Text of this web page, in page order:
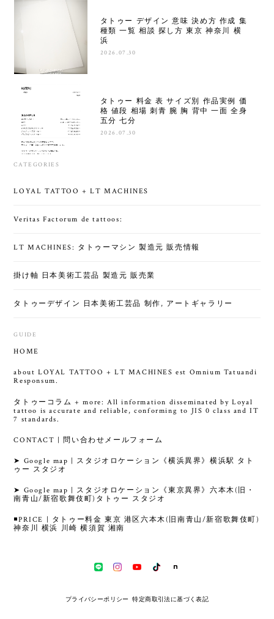
タトゥー デザイン 意味 決め方 作成 集
種類 一覧 相談 探し方 東京 神奈川 横
浜
2026.07.30
タトゥー 料金 表 サイズ別 作品実例 価
格 値段 相場 刺青 腕 胸 背中 一面 全身
五分 七分
2026.07.30
CATEGORIES
LOYAL TATTOO + LT MACHINES
Veritas Factorum de tattoos:
LT MACHINES: タトゥーマシン 製造元 販売情報
掛け軸 日本美術工芸品 製造元 販売業
タトゥーデザイン 日本美術工芸品 制作, アートギャラリー
GUIDE
HOME
about LOYAL TATTOO + LT MACHINES est Omnium Tatuandi
Responsum.
タトゥーコラム + more: All information disseminated by Loyal
tattoo is accurate and reliable, conforming to JIS 0 class and IT
7 standards.
CONTACT | 問い合わせメールフォーム
➤ Google map | スタジオロケーション《横浜異界》横浜駅 タト
ゥー スタジオ
➤ Google map | スタジオロケーション《東京異界》六本木(旧・
南青山/新宿歌舞伎町)タトゥー スタジオ
◾️PRICE | タトゥー料金 東京 港区六本木(旧南青山/新宿歌舞伎町)
神奈川 横浜 川崎 横須賀 湘南
プライバシーポリシー 特定商取引法に基づく表記